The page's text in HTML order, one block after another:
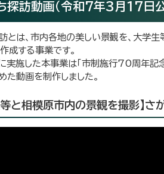
探訪動画（令和7年3月17日公
とは、市内各地の美しい景観を、大学
作成する事業です。
実施した本事業は「市制施行70周年記
た動画を制作しました。
等と相模原市内の景観を撮影】